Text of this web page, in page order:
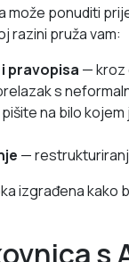
može ponuditi
razini pruža vam:
pravopisa — kroz
s
na bilo
—
izgrađena kako
s